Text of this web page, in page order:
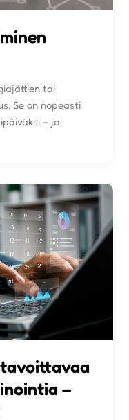
tai
Se on nopeasti
– ja
–